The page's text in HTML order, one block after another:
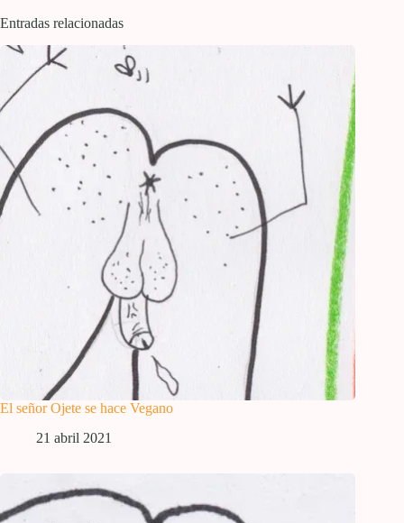
Entradas relacionadas
El señor Ojete se hace Vegano
21 abril 2021